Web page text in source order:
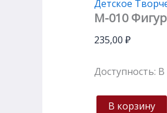
Детское
М-010
235,00 ₽
Доступность: В
В корзину